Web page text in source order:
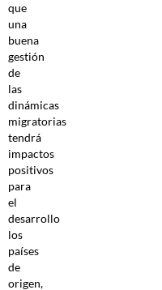
que
una
buena
gestión
de
las
dinámicas
migratorias
tendrá
impactos
positivos
para
el
desarrollo
los
países
de
origen,